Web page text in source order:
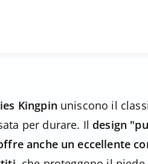
Kingpin uniscono il
per durare. Il design
anche un eccellente